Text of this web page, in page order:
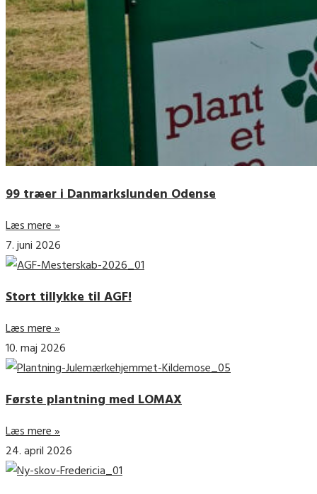
99 træer i Danmarkslunden Odense
Læs mere »
7. juni 2026
Stort tillykke til AGF!
Læs mere »
10. maj 2026
Første plantning med LOMAX
Læs mere »
24. april 2026